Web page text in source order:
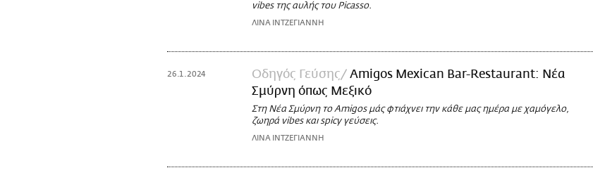
vibes της αυλής του Picasso.
ΛΙΝΑ ΙΝΤΖΕΓΙΑΝΝΗ
26.1.2024 Οδηγός Γεύσης
Amigos Mexican Bar-Restaurant: Νέα
Σμύρνη όπως Μεξικό
Στη Νέα Σμύρνη το Amigos μάς φτιάχνει την κάθε μας ημέρα με χαμόγελο,
ζωηρά vibes και spicy γεύσεις.
ΛΙΝΑ ΙΝΤΖΕΓΙΑΝΝΗ